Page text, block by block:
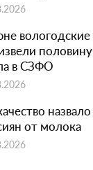
в СЗФО
от молока